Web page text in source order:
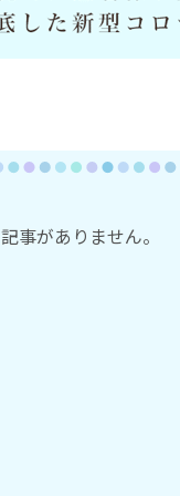
記事がありません。